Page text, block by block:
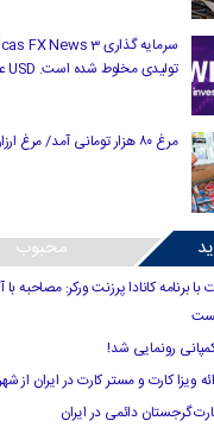
تولیدی مخلوط شده است. USD عمدتا پایین.
مرغ ۸۰ هزار تومانی آمد/ مرغ ارزان را از کجا بخریم؟
محبوب
با برنامه کانادا پرزنت ورکر: مصاحبه
رونمایی شد!
ویزا کارت و مستر کارت در ایران از شهریور
گرجستان دائمی در ایران